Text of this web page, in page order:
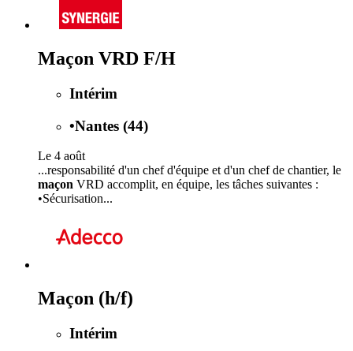
Maçon VRD F/H
Intérim
•Nantes (44)
Le 4 août
...responsabilité d'un chef d'équipe et d'un chef de chantier, le
maçon VRD accomplit, en équipe, les tâches suivantes :
•Sécurisation...
Maçon (h/f)
Intérim